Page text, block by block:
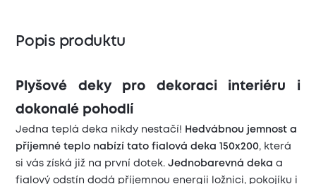
Popis produktu
Plyšové deky pro dekoraci interiéru i
dokonalé pohodlí
Jedna teplá deka nikdy nestačí!
Hedvábnou jemnost a
příjemné teplo nabízí tato fialová deka 150x200, která
si vás získá již na první dotek.Jednobarevná deka a
fialový odstín dodá příjemnou energii ložnici, pokojíku i